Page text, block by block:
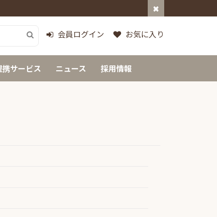
会員ログイン お気に入り
携サービス ニュース 採用情報